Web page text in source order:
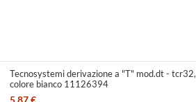
Tecnosystemi derivazione a "T" mod.dt - tcr32,
colore bianco 11126394
5,87 €